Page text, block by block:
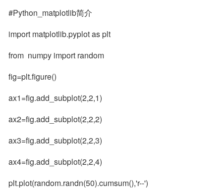
#Python_matplotlib简介
import matplotlib.pyplot as plt
from  numpy import random
fig=plt.figure()
ax1=fig.add_subplot(2,2,1)
ax2=fig.add_subplot(2,2,2)
ax3=fig.add_subplot(2,2,3)
ax4=fig.add_subplot(2,2,4)
plt.plot(random.randn(50).cumsum(),'r--')